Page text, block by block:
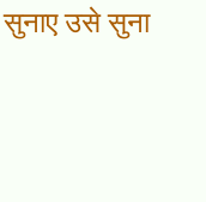
उसे सुना